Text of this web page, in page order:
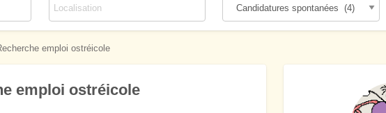
emploi ostréicole
emploi ostréicole